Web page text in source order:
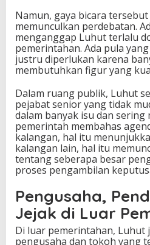
Namun, gaya bicara
memunculkan perdebatan.
menganggap Luhut terlalu
pemerintahan. Ada pula
justru diperlukan karena
membutuhkan figur yang
Dalam ruang publik, Luhut
pejabat senior yang tidak
dalam banyak isu dan
pemerintah membahas
kalangan, hal itu
kalangan lain, hal itu
tentang seberapa besar
proses pengambilan
Pengusaha,
Jejak di Luar
Di luar pemerintahan, Luhut
pengusaha dan tokoh yang